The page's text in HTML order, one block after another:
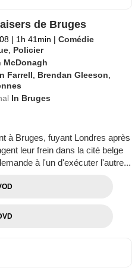
de Bruges
| 1h 41min | Comédie
Policier
McDonagh
Farrell Brendan Gleeson
In Bruges
à Bruges, fuyant Londres après
leur frein dans la cité belge
à l'un d'exécuter l'autre...